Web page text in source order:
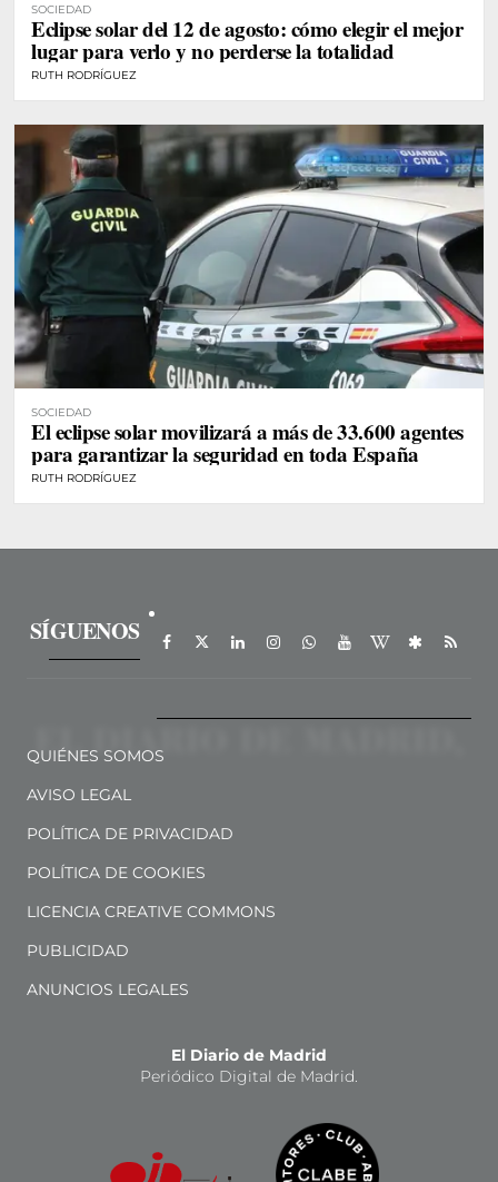
SOCIEDAD
Eclipse solar del 12 de agosto: cómo elegir el mejor
lugar para verlo y no perderse la totalidad
RUTH RODRÍGUEZ
SOCIEDAD
El eclipse solar movilizará a más de 33.600 agentes
para garantizar la seguridad en toda España
RUTH RODRÍGUEZ
SÍGUENOS
QUIÉNES SOMOS
AVISO LEGAL
POLÍTICA DE PRIVACIDAD
POLÍTICA DE COOKIES
LICENCIA CREATIVE COMMONS
PUBLICIDAD
ANUNCIOS LEGALES
El Diario de Madrid
Periódico Digital de Madrid.